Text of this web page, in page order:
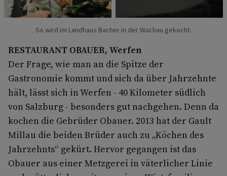
So wird im Landhaus Bacher in der Wachau gekocht.
RESTAURANT OBAUER, Werfen
Der Frage, wie man an die Spitze der
Gastronomie kommt und sich da über Jahrzehnte
hält, lässt sich in Werfen - 40 Kilometer südlich
von Salzburg - besonders gut nachgehen. Denn da
kochen die Gebrüder Obauer. 2013 hat der Gault
Millau die beiden Brüder auch zu „Köchen des
Jahrzehnts“ gekürt. Hervor gegangen ist das
Obauer aus einer Metzgerei in väterlicher Linie